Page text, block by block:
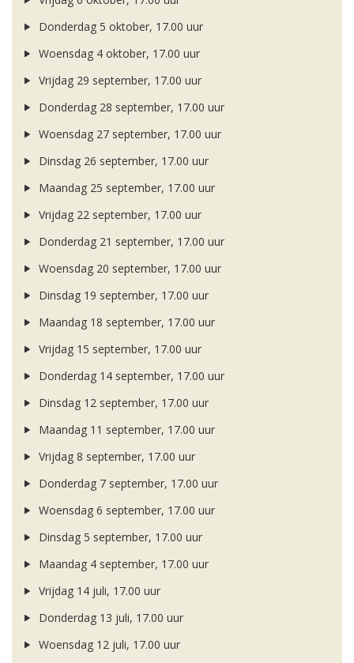
Donderdag 5 oktober, 17.00 uur
Woensdag 4 oktober, 17.00 uur
Vrijdag 29 september, 17.00 uur
Donderdag 28 september, 17.00 uur
Woensdag 27 september, 17.00 uur
Dinsdag 26 september, 17.00 uur
Maandag 25 september, 17.00 uur
Vrijdag 22 september, 17.00 uur
Donderdag 21 september, 17.00 uur
Woensdag 20 september, 17.00 uur
Dinsdag 19 september, 17.00 uur
Maandag 18 september, 17.00 uur
Vrijdag 15 september, 17.00 uur
Donderdag 14 september, 17.00 uur
Dinsdag 12 september, 17.00 uur
Maandag 11 september, 17.00 uur
Vrijdag 8 september, 17.00 uur
Donderdag 7 september, 17.00 uur
Woensdag 6 september, 17.00 uur
Dinsdag 5 september, 17.00 uur
Maandag 4 september, 17.00 uur
Vrijdag 14 juli, 17.00 uur
Donderdag 13 juli, 17.00 uur
Woensdag 12 juli, 17.00 uur